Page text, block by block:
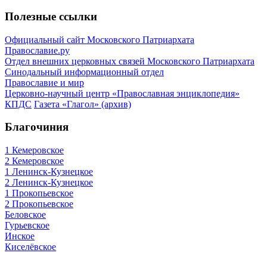
Полезные ссылки
Официальный сайт Московского Патриархата
Православие.ру
Отдел внешних церковных связей Московского Патриархата
Синодальный информационный отдел
Православие и мир
Церковно-научный центр «Православная энциклопедия»
КПДС Газета «Глагол» (архив)
Благочиния
1 Кемеровское
2 Кемеровское
1 Ленинск-Кузнецкое
2 Ленинск-Кузнецкое
1 Прокопьевское
2 Прокопьевское
Беловское
Гурьевское
Инское
Киселёвское